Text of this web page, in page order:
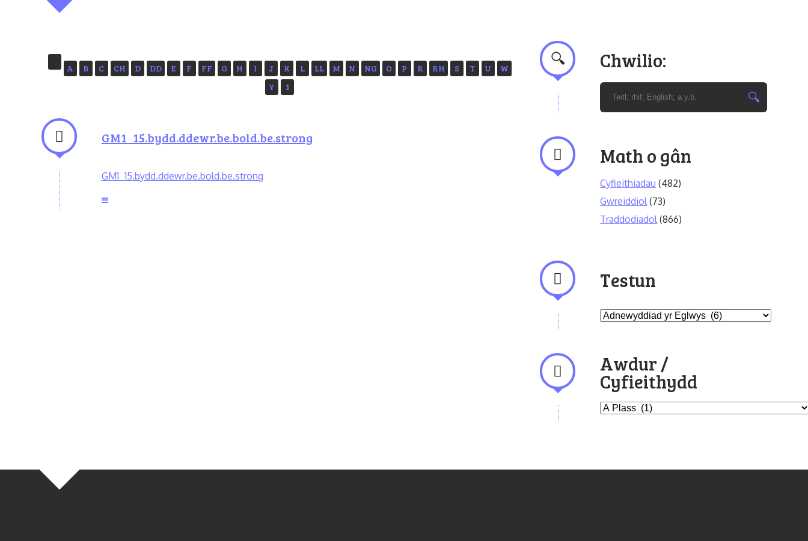
A B C CH D DD E F FF G H I J K L LL M N NG O P R RH S T U
W
Y
1
GM1_15.bydd.ddewr.be.bold.be.strong
GM1_15.bydd.ddewr.be.bold.be.strong
Chwilio:
Math o gân
Cyfieithiadau (482)
Gwreiddiol (73)
Traddodiadol (866)
Testun
Awdur /
Cyfieithydd